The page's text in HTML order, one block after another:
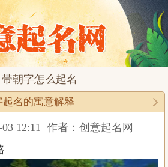
带朝字怎么起名
名的寓意解释
12:11 作者：创意起名网